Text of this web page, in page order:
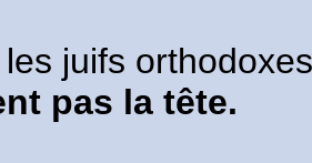
juifs
pas la tête.